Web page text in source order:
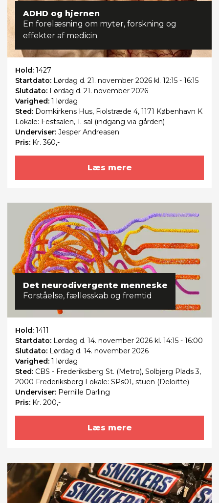
ADHD og hjernen
En forelæsning om myter, forskning og
effekter af medicin
Hold: 1427
Startdato: Lørdag d. 21. november 2026 kl. 12:15 - 16:15
Slutdato: Lørdag d. 21. november 2026
Varighed: 1 lørdag
Sted: Domkirkens Hus, Fiolstræde 4, 1171 København K
Lokale: Festsalen, 1. sal (indgang via gården)
Underviser: Jesper Andreasen
Pris: Kr. 360,-
Læs mere
Det neurodivergente menneske
Forståelse, fællesskab og fremtid
Hold: 1411
Startdato: Lørdag d. 14. november 2026 kl. 14:15 - 16:00
Slutdato: Lørdag d. 14. november 2026
Varighed: 1 lørdag
Sted: CBS - Frederiksberg St. (Metro), Solbjerg Plads 3,
2000 Frederiksberg Lokale: SPs01, stuen (Deloitte)
Underviser: Pernille Darling
Pris: Kr. 200,-
Læs mere